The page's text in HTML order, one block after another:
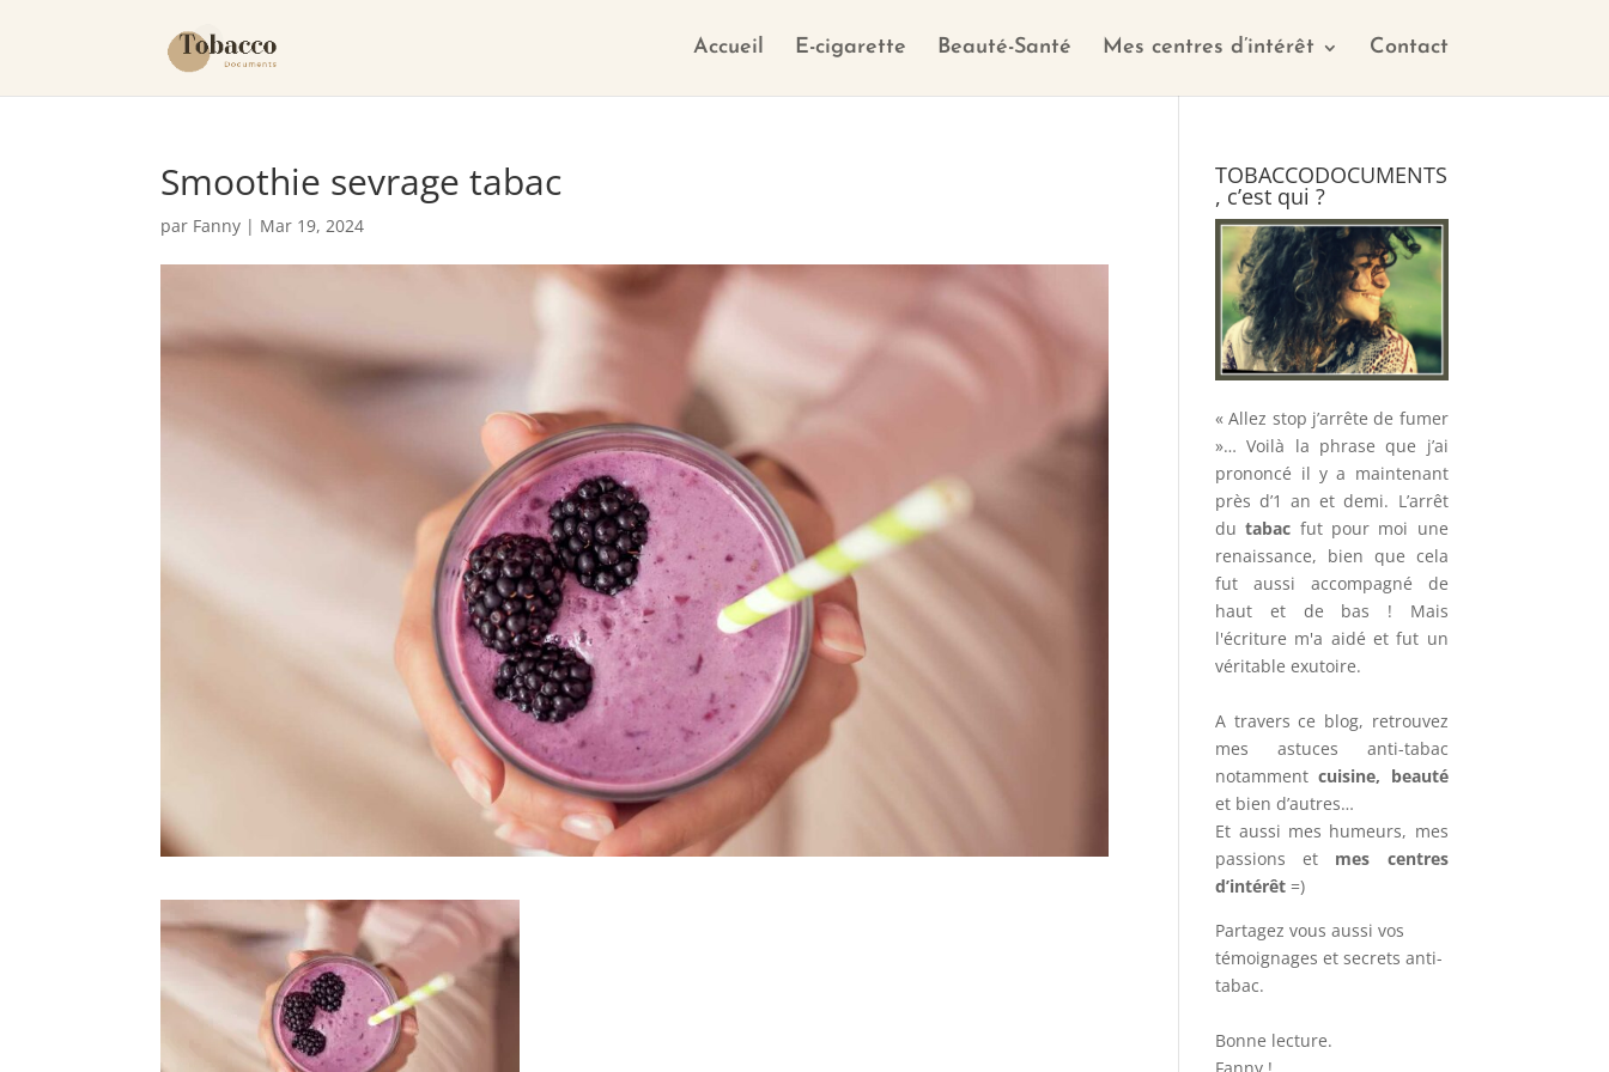
Accueil E-cigarette Beauté-Santé Mes centres d’intérêt Contact
Smoothie sevrage tabac
par Fanny | Mar 19, 2024
TOBACCODOCUMENTS
, c’est qui ?
« Allez stop j’arrête de fumer
»… Voilà la phrase que j’ai
prononcé il y a maintenant
près d’1 an et demi. L’arrêt
dutabac fut pour moi une
renaissance, bien que cela
fut aussi accompagné de
haut et de bas ! Mais
l'écriture m'a aidé et fut un
véritable exutoire.
A travers ce blog, retrouvez
mes astuces anti-tabac
notammentcuisine, beauté
et bien d’autres…
Et aussi mes humeurs, mes
passions et mes centres
d’intérêt =)
Partagez vous aussi vos
témoignages et secrets anti-
tabac.
Bonne lecture.